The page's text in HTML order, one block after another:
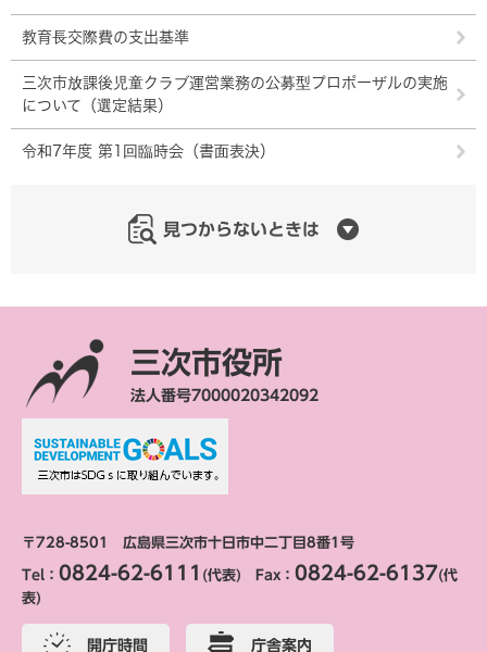
教育長交際費の支出基準
三次市放課後児童クラブ運営業務の公募型プロポーザルの実施
について（選定結果）
令和7年度 第1回臨時会（書面表決）
見つからないときは
三次市役所
法人番号7000020342092
〒728-8501 広島県三次市十日市中二丁目8番1号
Tel： 0824-62-6111 (代表) Fax： 0824-62-6137(代
表)
開庁時間 庁舎案内